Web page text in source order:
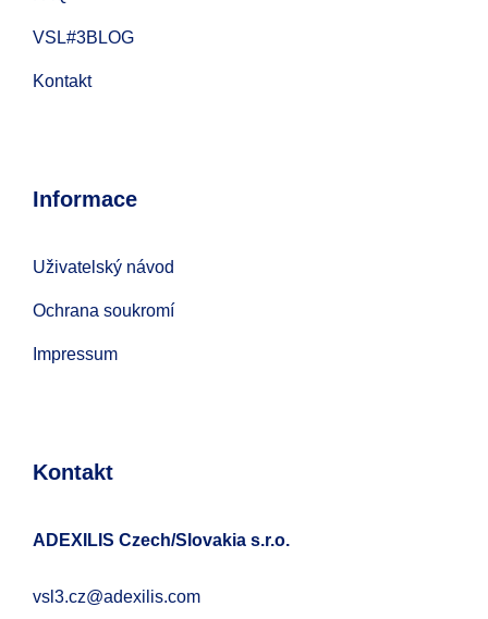
VSL#3BLOG
Kontakt
Informace
Uživatelský návod
Ochrana soukromí
Impressum
Kontakt
ADEXILIS Czech/Slovakia s.r.o.
vsl3.cz@adexilis.com